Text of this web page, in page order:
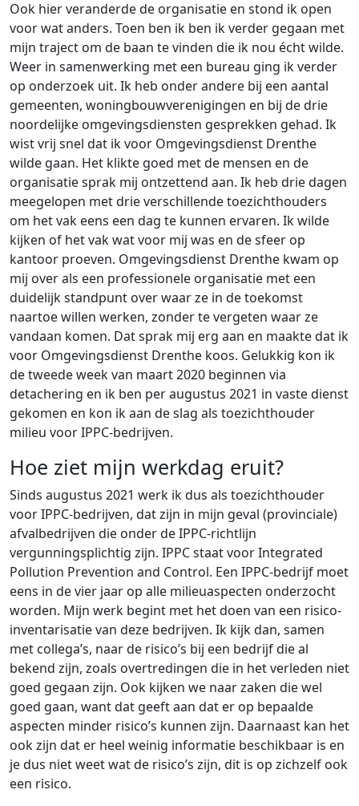
Ook hier veranderde de organisatie en stond ik open
voor wat anders. Toen ben ik ben ikverder gegaan met
mijn traject om de baan te vinden die ik nou écht wilde.
Weer in samenwerking met een bureau ging ik verder
op onderzoek uit. Ik heb onder andere bij een aantal
gemeenten, woningbouwverenigingen en bij de drie
noordelijke omgevingsdiensten gesprekken gehad. Ik
wist vrij snel dat ik voor Omgevingsdienst Drenthe
wilde gaan. Het klikte goed met de mensen en de
organisatie sprak mij ontzettend aan. Ik heb drie dagen
meegelopen met drie verschillende toezichthouders
om het vak eens een dag te kunnen ervaren. Ik wilde
kijken of het vak wat voor mij was en de sfeer op
kantoor proeven. Omgevingsdienst Drenthe kwam op
mij over als een professionele organisatie met een
duidelijk standpunt over waar ze in de toekomst
naartoe willen werken, zonder te vergeten waar ze
vandaan komen. Dat sprak mij erg aan en maakte dat ik
voor Omgevingsdienst Drenthe koos. Gelukkig kon ik
de tweede week van maart 2020 beginnen via
detachering en ik ben per augustus 2021 in vaste dienst
gekomen en kon ik aan de slag als toezichthouder
milieu voor IPPC-bedrijven.
Hoe ziet mijn werkdag eruit?
Sinds augustus 2021 werk ik dus als toezichthouder
voor IPPC-bedrijven, dat zijn in mijn geval (provinciale)
afvalbedrijven die onder de IPPC-richtlijn
vergunningsplichtig zijn. IPPC staat voor Integrated
Pollution Prevention and Control. Een IPPC-bedrijf moet
eens in de vier jaar op alle milieuaspecten onderzocht
worden. Mijn werk begint met het doen van een risico-
inventarisatie van deze bedrijven. Ik kijk dan, samen
met collega’s, naar de risico’s bij een bedrijf die al
bekend zijn, zoals overtredingen die in het verleden niet
goed gegaan zijn. Ook kijken we naar zaken die wel
goed gaan, want dat geeft aan dat er op bepaalde
aspecten minder risico’s kunnen zijn. Daarnaast kan het
ook zijn dat er heel weinig informatie beschikbaar is en
je dus niet weet wat de risico’s zijn, dit is op zichzelf ook
een risico.